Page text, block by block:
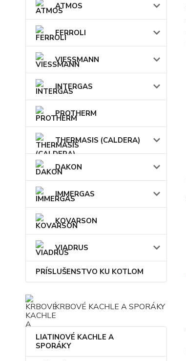
ATMOS
FERROLI
VIESSMANN
INTERGAS
PROTHERM
THERMASIS (CALDERA)
DAKON
IMMERGAS
KOVARSON
VIADRUS
PRÍSLUŠENSTVO KU KOTLOM
KRBOVÉ KACHLE A SPORÁKY
LIATINOVÉ KACHLE A
SPORÁKY